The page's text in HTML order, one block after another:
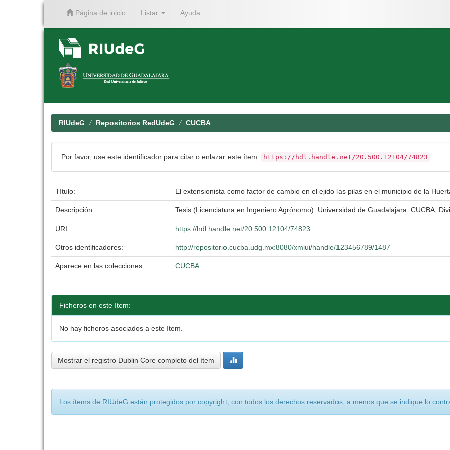
Página de inicio Listar Ayuda
RIUdeG Repositorios RedUdeG CUCBA
Por favor, use este identificador para citar o enlazar este ítem: https://hdl.handle.net/20.500.12104/74823
Título: El extensionista como factor de cambio en el ejido las pilas en el municipio de la
Descripción: Tesis (Licenciatura en Ingeniero Agrónomo). Universidad de Guadalajara. CUCBA,
URI: https://hdl.handle.net/20.500.12104/74823
Otros identificadores: http://repositorio.cucba.udg.mx:8080/xmlui/handle/123456789/1487
Aparece en las colecciones: CUCBA
Ficheros en este ítem:
No hay ficheros asociados a este ítem.
Mostrar el registro Dublin Core completo del ítem
Los ítems de RIUdeG están protegidos por copyright, con todos los derechos reservados, a menos que se indique lo